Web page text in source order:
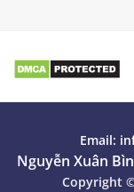
Email:
Nguyễn Xuân
Copyright